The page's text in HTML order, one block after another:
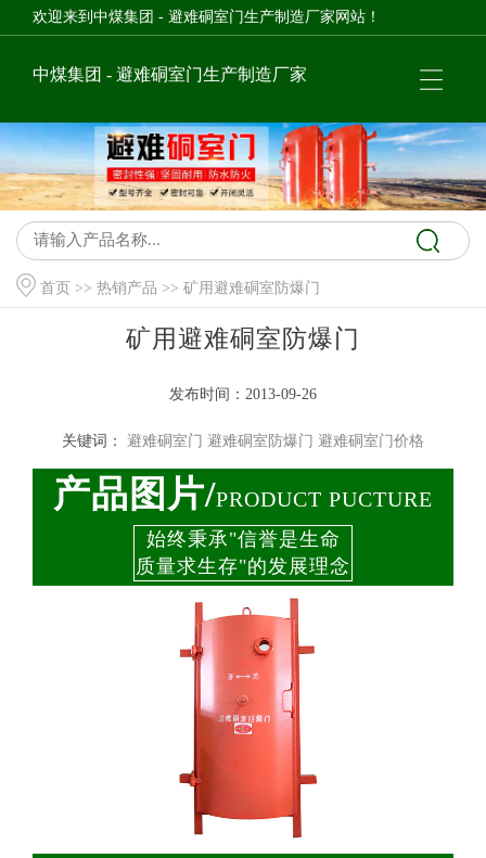
欢迎来到中煤集团 - 避难硐室门生产制造厂家网站！
中煤集团 - 避难硐室门生产制造厂家
首页 >>热销产品 >> 矿用避难硐室防爆门
矿用避难硐室防爆门
发布时间：2013-09-26
关键词： 避难硐室门 避难硐室防爆门 避难硐室门价格
产品图片/PRODUCT PUCTURE
始终秉承"信誉是生命
质量求生存"的发展理念